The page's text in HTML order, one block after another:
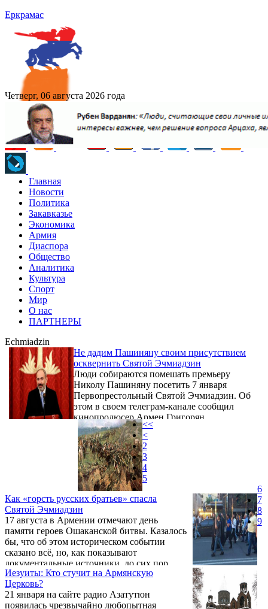
Еркрамас
Четверг, 06 августа 2026 года
Главная
Новости
Политика
Закавказье
Экономика
Армия
Диаспора
Общество
Аналитика
Культура
Спорт
Мир
О нас
ПАРТНЕРЫ
Echmiadzin
Не дадим Пашиняну своим присутствием
осквернить Святой Эчмиадзин
Люди собираются помешать премьеру
Николу Пашиняну посетить 7 января
Первопрестольный Святой Эчмиадзин. Об
этом в своем телеграм-канале сообщил
кинопродюсер Армен Григорян,
отметивший, что Пашинян “собирается
своим присутствием осквернить Святой
Эчмиадзин”.
Как «горсть русских братьев» спасла
Святой Эчмиадзин
17 августа в Армении отмечают день
памяти героев Ошаканской битвы. Казалось
бы, что об этом историческом событии
сказано всё, но, как показывают
документальные источники, до сих пор
остаются факты, о которых мы мало что
знаем. Продолжая проект «Единый крест:
Россия и Армения», предлагаем почитать
статью из рубрики «Малоизвестные
Иезуиты: Кто стучит на Армянскую
Церковь?
21 января на сайте радио Азатутюн
появилась чрезвычайно любопытная
<<
<
2
3
4
5
6
7
8
9